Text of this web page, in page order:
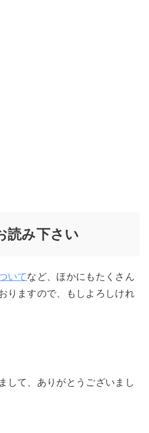
読み下さい
いてなど、ほかにもたくさん
りますので、もしよろしけれ
して、ありがとうございまし